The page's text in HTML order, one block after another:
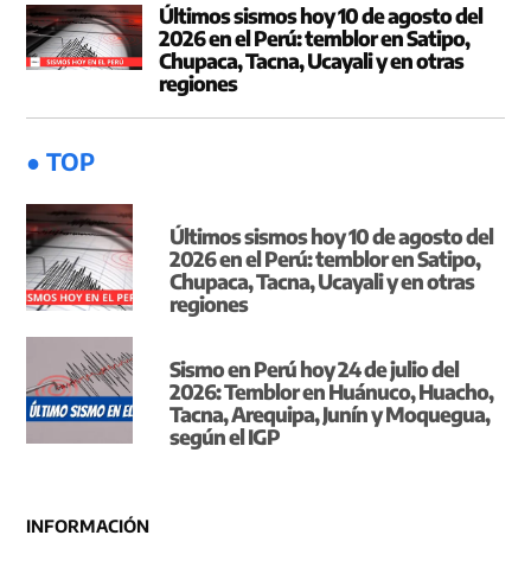
Últimos sismos hoy 10 de agosto del
2026 en el Perú: temblor en Satipo,
Chupaca, Tacna, Ucayali y en otras
regiones
● TOP
Últimos sismos hoy 10 de agosto del
2026 en el Perú: temblor en Satipo,
Chupaca, Tacna, Ucayali y en otras
regiones
Sismo en Perú hoy 24 de julio del
2026: Temblor en Huánuco, Huacho,
Tacna, Arequipa, Junín y Moquegua,
según el IGP
INFORMACIÓN